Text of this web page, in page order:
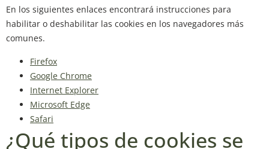
En los siguientes enlaces encontrará instrucciones para
habilitar o deshabilitar las cookies en los navegadores más
comunes.
Firefox
Google Chrome
Internet Explorer
Microsoft Edge
Safari
¿Qué tipos de cookies se